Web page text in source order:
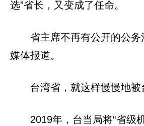
选”省长，又变成了任命。
省主席不再有公开的公
媒体报道。
台湾省，就这样慢慢地被
2019年，台当局将“省级